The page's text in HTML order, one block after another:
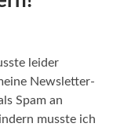
leider
Newsletter-
Spam an
musste ich